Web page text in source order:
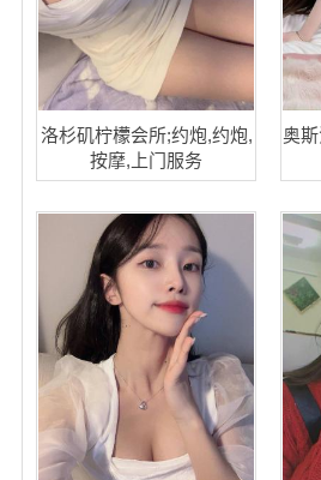
洛杉矶柠檬会所;约炮,约炮,
按摩,上门服务
奥